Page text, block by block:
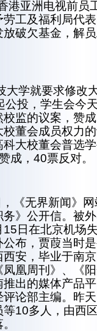
港亚洲电视前员
劳工及福利局代
放破欠基金，解
大学就要求修改
公投，学生会今
校监的议案，赞
校董会成员权力
科大校董会普选
成，40票反对。
《无界新闻》
务》公开信。被
15日在北京机场
公布，贾葭当时
西安，毕业于南
凤凰周刊》、《
推出的媒体产品
评论部主编。昨
等10多人，由西